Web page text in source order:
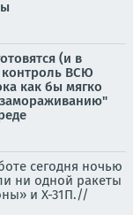
(и в
контроль ВСЮ
как бы мягко
сегодня ночью
ни одной ракеты
и Х-31П.//